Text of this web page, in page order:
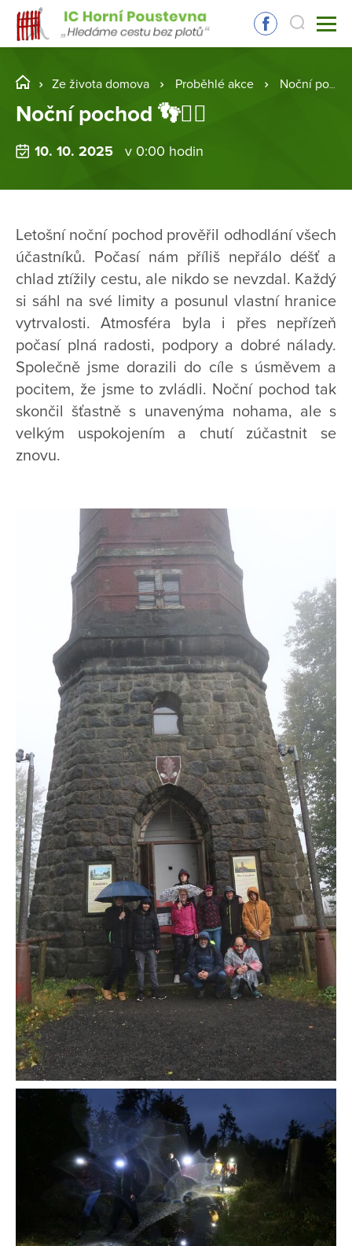
Ze života domova Proběhlé akce Noční pochod 👣🚶‍♂️
Noční pochod 👣🚶‍♂️
10. 10. 2025 v 0:00 hodin
Letošní noční pochod prověřil odhodlání všech
účastníků. Počasí nám příliš nepřálo déšť a
chlad ztížily cestu, ale nikdo se nevzdal. Každý
si sáhl na své limity a posunul vlastní hranice
vytrvalosti. Atmosféra byla i přes nepřízeň
počasí plná radosti, podpory a dobré nálady.
Společně jsme dorazili do cíle s úsměvem a
pocitem, že jsme to zvládli. Noční pochod tak
skončil šťastně s unavenýma nohama, ale s
velkým uspokojením a chutí zúčastnit se
znovu.